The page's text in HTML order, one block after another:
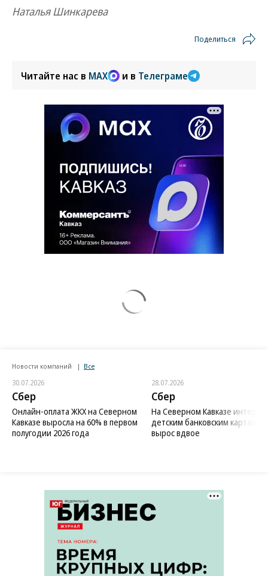
Наталья Шинкарева
Поделиться
Читайте нас в MAX и в Телеграме
Новости компаний Все
30.07.2026
Сбер
Онлайн-оплата ЖКХ на Северном
Кавказе выросла на 60% в первом
полугодии 2026 года
28.07.2026
Сбер
На Северном Кавказе интерес
детским банковским картам
вырос вдвое